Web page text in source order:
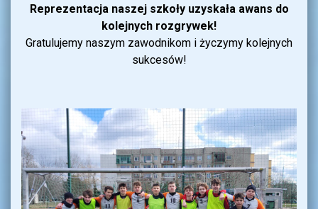
Reprezentacja naszej szkoły uzyskała awans do
kolejnych rozgrywek!
Gratulujemy naszym zawodnikom i życzymy kolejnych
sukcesów!